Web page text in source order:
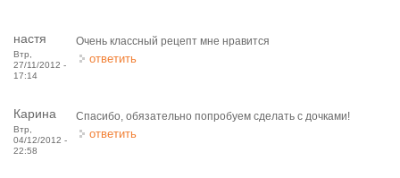
настя
Втр,
27/11/2012 -
17:14
Очень классный рецепт мне нравится
ответить
Карина
Втр,
04/12/2012 -
22:58
Спасибо, обязательно попробуем сделать с дочками!
ответить